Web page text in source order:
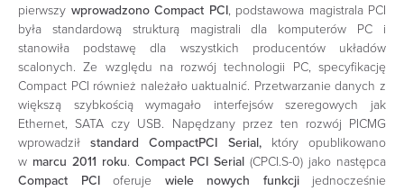
pierwszy wprowadzono Compact PCI, podstawowa magistrala PCI
była standardową strukturą magistrali dla komputerów PC i
stanowiła podstawę dla wszystkich producentów układów
scalonych. Ze względu na rozwój technologii PC, specyfikację
Compact PCI również należało uaktualnić. Przetwarzanie danych z
większą szybkością wymagało interfejsów szeregowych jak
Ethernet, SATA czy USB. Napędzany przez ten rozwój PICMG
wprowadziłstandard CompactPCI Serial,który opublikowano
w marcu 2011 roku. Compact PCI Serial (CPCI.S-0) jako następca
Compact PCIoferuje wiele nowych funkcjijednocześnie